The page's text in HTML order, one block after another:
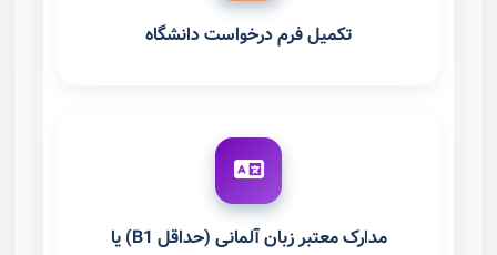
تکمیل فرم درخواست دانشگاه
مدارک معتبر زبان آلمانی (حداقل B1) یا